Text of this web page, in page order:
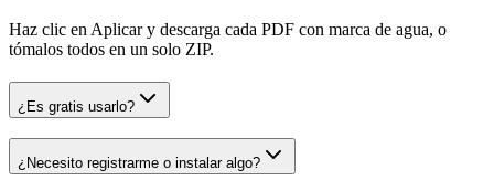
Haz clic en Aplicar y descarga cada PDF con marca de agua, o
tómalos todos en un solo ZIP.
¿Es gratis usarlo?
¿Necesito registrarme o instalar algo?